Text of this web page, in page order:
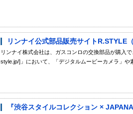
リンナイ公式部品販売サイトR.STYLE
リンナイ株式会社は、ガスコンロの交換部品が購入
style.jp/]」において、「デジタルムービーカメラ」や
『渋谷スタイルコレクション ×